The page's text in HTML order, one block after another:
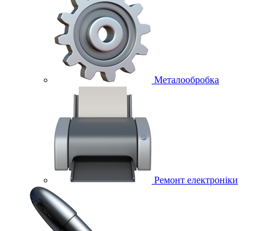
Металообробка
Ремонт електроніки